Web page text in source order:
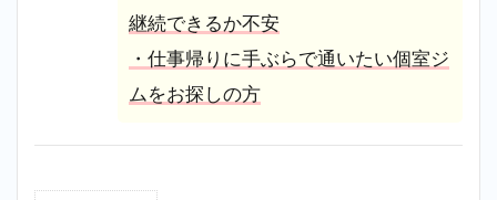
継続できるか不安
・仕事帰りに手ぶらで通いたい個室ジ
ムをお探しの方